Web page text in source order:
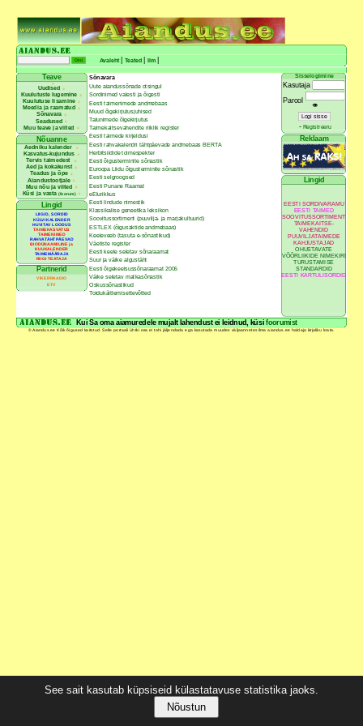
See sait kasutab küpsiseid külastatavuse statistika jaoks.
Nõustun
Avaleht Teated Ilm
Teave
Uudised
Kuulutuste lugemine
Kuulutuse lisamine
Meedia ja raamatud
Sõnavara
Seadused
Muu teave ja viited
Nõuanne
Aedniku kalender
Kasvatus-kujundus
Tervis taimedest
Aed ja kokakunst
Teadus ja õpe
Aiandustootjale
Muu nõu ja viited
Küsi ja vasta(foorum)
Lingid
LIIGID, SORDID
KÜLVIKALENDER
HUVITAV LOODUS
TAIMEKASVATUS
TAIMENIMED
RAHVATÄHTPÄEVAD
BIODÜNAAMILINE ja
KUUKALENDER
TAIMEMÄÄRAJA
RIIGI TEATAJA
Partnerid
VIKERRAADIO
ETV
Sõnavara
Uute aiandussõnade otsingul
Sordinimed valesti ja õigesti
Eesti taimenimede andmebaas
Muud õigekirjutusjuhised
Talunimede õigekirjutus
Taimekaitsevahendite riiklik register
Eesti taimede kirjeldusi
Eesti rahvakalendri tähtpäevade andmebaas BERTA
Herbitsiidide toimespekter
Eesti õigusterminite sõnastik
Euroopa Liidu õigusterminite sõnastik
Eesti selgroogsed
Eesti Punane Raamat
eElurikkus
Eesti lindude nimestik
Klassikalise geneetika leksikon
Soovitussortiment (puuvilja- ja marjakultuurid)
ESTLEX (õigusaktide andmebaas)
Keeleveeb (tasuta e-sõnastikud)
Väetiste register
Eesti keele seletav sõnaraamat
Suur ja väike algustäht
Eesti õigekeelsussõnaraamat 2006
Väike seletav matkasõnastik
Oskussõnastikud
Toidukäitlemisettevõtted
Sisselogimine
Kasutaja
Parool
👁
- Registreeru
Reklaam
Lingid
EESTI SORDIVARAMU
EESTI TAIMED
SOOVITUSSORTIMENT
TAIMEKAITSE-
VAHENDID
PUUVILJATAIMEDE
KAHJUSTAJAD
OHUSTAVATE
VÕÕRLIIKIDE NIMEKIRI
TURUSTAMISE
STANDARDID
EESTI KARTULISORDID
Kui Sa oma aiamuredele mujalt lahendust ei leidnud, küsi foorumist
© Aiandus.ee Kõik õigused kaitstud. Selle portaali ühtki osa ei tohi jäljendada ega kasutada muudes väljaannetes ilma aiandus.ee haldaja kirjaliku loata.